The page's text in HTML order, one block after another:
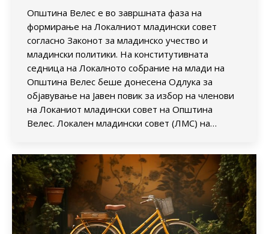
Општина Велес е во завршната фаза на
формирање на Локалниот младински совет
согласно Законот за младинско учество и
младински политики. На конститутивната
седница на Локалното собрание на млади на
Општина Велес беше донесена Одлука за
објавување на Јавен повик за избор на членови
на Локаниот младински совет на Општина
Велес. Локален младински совет (ЛМС) на…